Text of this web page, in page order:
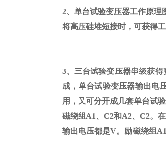
2、单台试验变压器工作原理
将高压硅堆短接时，可获得
3、三台试验变压器串级获
成，单台试验变压器输出电
用，又可分开成几套单台试
磁绕组 A1、C2和A2、C2。
输出电压都是V。励磁绕组 A1